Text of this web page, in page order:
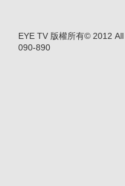
EYE TV 版權所有© 2012
090-890